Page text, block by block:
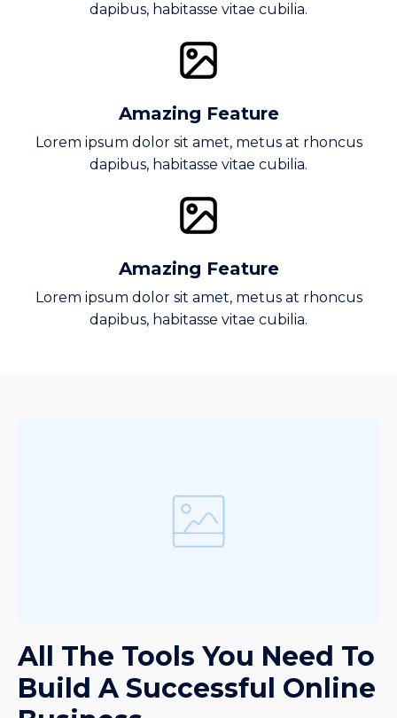
dapibus, habitasse vitae cubilia.
Amazing Feature
Lorem ipsum dolor sit amet, metus at rhoncus
dapibus, habitasse vitae cubilia.
Amazing Feature
Lorem ipsum dolor sit amet, metus at rhoncus
dapibus, habitasse vitae cubilia.
All The Tools You Need To
Build A Successful Online